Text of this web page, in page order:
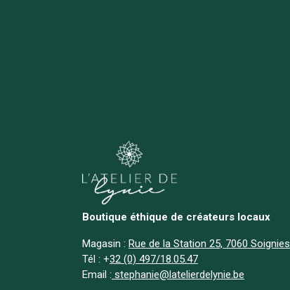
Boutique éthique de créateurs locaux
Magasin : Rue de la Station 25, 7060 Soignies
Tél : +32 (0) 497/18.05.47
Email : stephanie@latelierdelynie.be